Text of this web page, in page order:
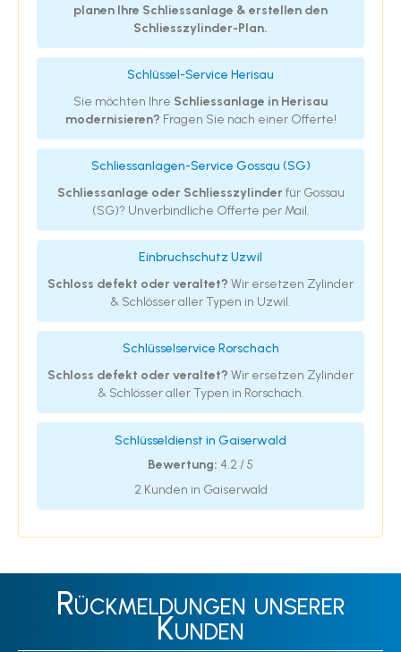
planen Ihre Schliessanlage & erstellen den
Schliesszylinder-Plan.
Schlüssel-Service Herisau
Sie möchten Ihre Schliessanlage in Herisau
modernisieren? Fragen Sie nach einer Offerte!
Schliessanlagen-Service Gossau (SG)
Schliessanlage oder Schliesszylinderfür Gossau
(SG)? Unverbindliche Offerte per Mail.
Einbruchschutz Uzwil
Schloss defekt oder veraltet? Wir ersetzen Zylinder
& Schlösser aller Typen in Uzwil.
Schlüsselservice Rorschach
Schloss defekt oder veraltet? Wir ersetzen Zylinder
& Schlösser aller Typen in Rorschach.
Schlüsseldienst in Gaiserwald
Bewertung: 4.2 / 5
2 Kunden in Gaiserwald
Rückmeldungen unserer
Kunden